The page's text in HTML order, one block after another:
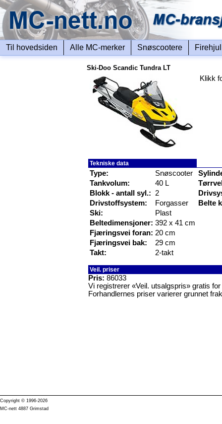
Til hovedsiden Alle MC-merker Snøscootere
Ski-Doo Scandic Tundra LT
Klikk
Tekniske data
Type:
Snøscooter
Tankvolum:
40 L
Blokk - antall syl.:
2
Drivstoffsystem:
Forgasser
Ski:
Plast
Beltedimensjoner: 392 x 41 cm
Fjæringsvei foran: 20 cm
Fjæringsvei bak:
29 cm
Takt:
2-takt
Belte
Veil. priser
Pris: 86033
Vi registrerer «Veil. utsalgspris» gratis
Forhandlernes priser varierer grunnet
Copyright © 1996-2026
MC-nett 4887 Grimstad